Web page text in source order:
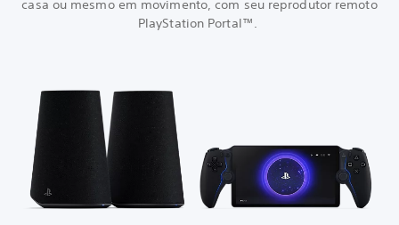
casa ou mesmo em movimento, com seu reprodutor remoto
PlayStation Portal™.